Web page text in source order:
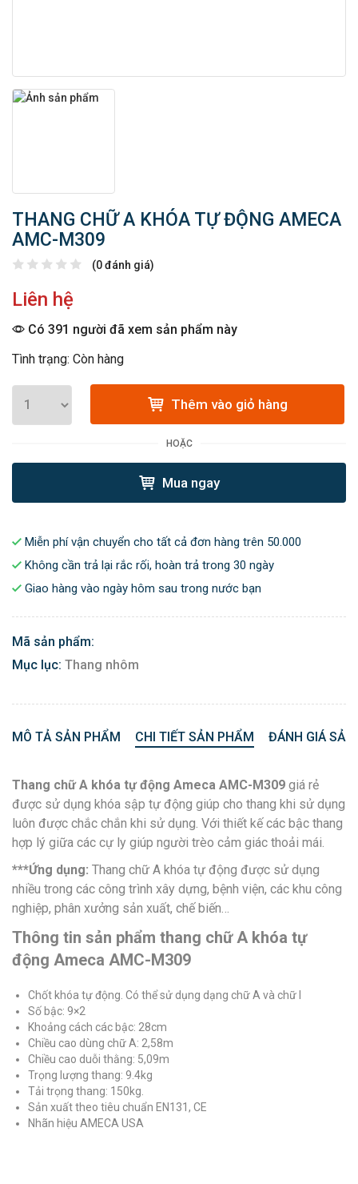
THANG CHỮ A KHÓA TỰ ĐỘNG AMECA
AMC-M309
(0 đánh giá)
Liên hệ
Có 391 người đã xem sản phẩm này
Tình trạng: Còn hàng
Thêm vào giỏ hàng
HOẶC
Mua ngay
Miễn phí vận chuyển cho tất cả đơn hàng trên 50.000
Không cần trả lại rắc rối, hoàn trả trong 30 ngày
Giao hàng vào ngày hôm sau trong nước bạn
Mã sản phẩm:
Mục lục: Thang nhôm
MÔ TẢ SẢN PHẨM CHI TIẾT SẢN PHẨM ĐÁNH GIÁ
Thang chữ A khóa tự động Ameca AMC-M309 giá rẻ
được sử dụng khóa sập tự động giúp cho thang khi sử dụng
luôn được chắc chắn khi sử dụng. Với thiết kế các bậc thang
hợp lý giữa các cự ly giúp người trèo cảm giác thoải mái.
***Ứng dụng: Thang chữ A khóa tự động được sử dụng
nhiều trong các công trình xây dựng, bệnh viện, các khu công
nghiệp, phân xưởng sản xuất, chế biến…
Thông tin sản phẩm thang chữ A khóa tự
động Ameca AMC-M309
Chốt khóa tự động. Có thể sử dụng dạng chữ A và chữ I
Số bậc: 9×2
Khoảng cách các bậc: 28cm
Chiều cao dùng chữ A: 2,58m
Chiều cao duỗi thằng: 5,09m
Trọng lượng thang: 9.4kg
Tải trọng thang: 150kg.
Sản xuất theo tiêu chuẩn EN131, CE
Nhãn hiệu AMECA USA